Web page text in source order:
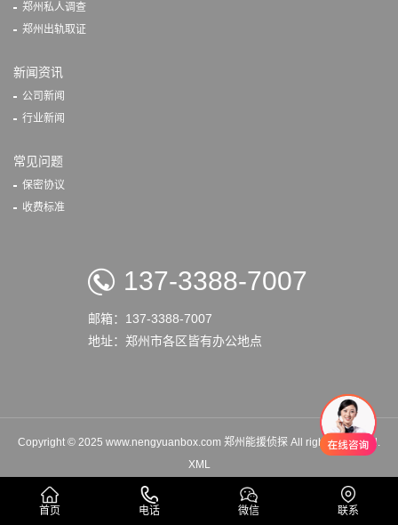
郑州私人调查
郑州出轨取证
新闻资讯
公司新闻
行业新闻
常见问题
保密协议
收费标准
137-3388-7007
邮箱：137-3388-7007
地址：郑州市各区皆有办公地点
Copyright © 2025 www.nengyuanbox.com 郑州能援侦探 All rights reserved.
XML
首页 电话 微信 联系